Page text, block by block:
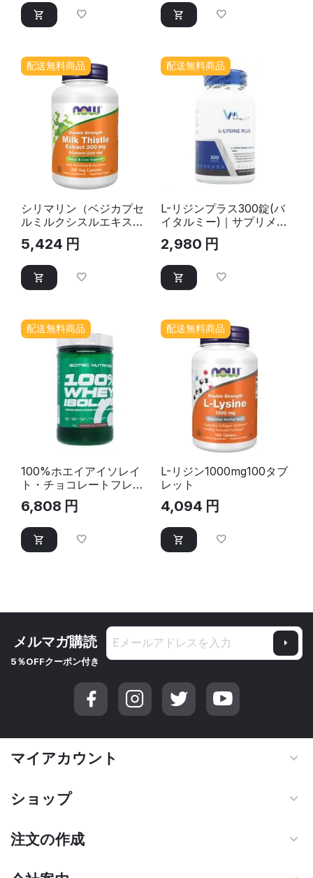
配送無料商品
シリマリン（ベジカプセ
ルミルクシスルエキス、
ダブルストレング
ス)300mg 200ベジカプ
セル
5,424 円
配送無料商品
L-リジンプラス300錠(バ
イタルミー)｜サプリメン
2,980 円
配送無料商品
100%ホエイアイソレイ
ト・チョコレートフレー
バー28回分
(ScitecNutrition)｜プロ
テインパウダー
6,808 円
配送無料商品
L-リジン1000mg100タブ
レット
4,094 円
メルマガ購読
5％OFFクーポン付き
マイアカウント
ショップ
注文の作成